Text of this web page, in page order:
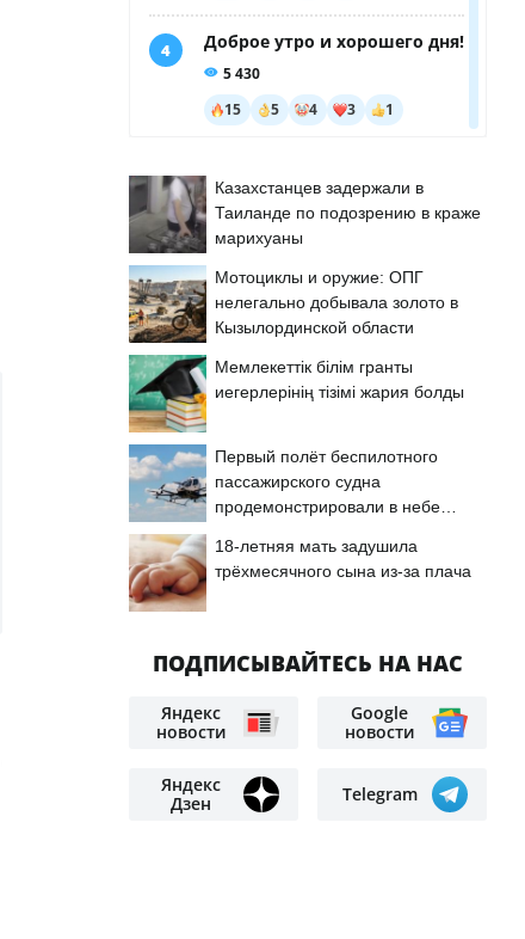
Казахстанцев задержали в
Таиланде по подозрению в краже
марихуаны
Мотоциклы и оружие: ОПГ
нелегально добывала золото в
Кызылординской области
Мемлекеттік білім гранты
иегерлерінің тізімі жария болды
Первый полёт беспилотного
пассажирского судна
продемонстрировали в небе
18-летняя мать задушила
трёхмесячного сына из-за плача
ПОДПИСЫВАЙТЕСЬ НА НАС
Яндекс
новости
Google
новости
Яндекс
Дзен
Telegram